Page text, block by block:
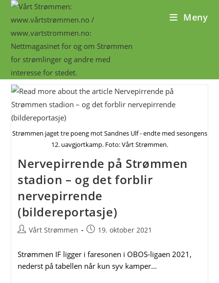
Skip
content
Meny
Strømmen jaget tre poeng mot Sandnes Ulf - endte med sesongens
12. uavgjortkamp. Foto: Vårt Strømmen.
Nervepirrende på Strømmen
stadion – og det forblir
nervepirrende
(bildereportasje)
PostVårt Strømmen
Post19. oktober 2021
Strømmen IF ligger i faresonen i OBOS-ligaen 2021,
nederst på tabellen når kun syv kamper…